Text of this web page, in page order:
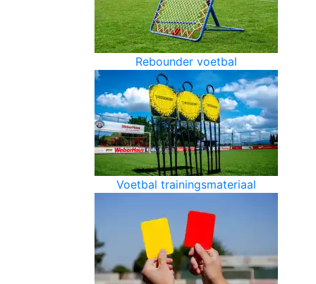
Rebounder voetbal
Voetbal trainingsmateriaal